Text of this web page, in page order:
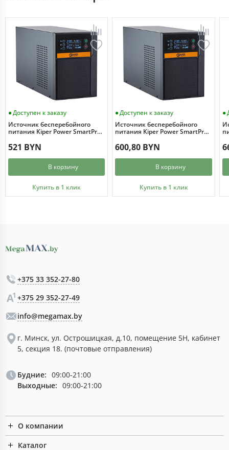
Доступен к заказу
Источник бесперебойного
питания Kiper Power SmartPro
521 BYN
В корзину
Купить в 1 клик
Доступен к заказу
Источник бесперебойного
питания Kiper Power SmartPro
600,80 BYN
В корзину
Купить в 1 клик
+375 33 352-27-80
+375 29 352-27-49
info@megamax.by
г. Минск, ул. Острошицкая, д.10, помещение 5Н, кабинет
5, секция 18. (почтовые отправления)
Будние: 09:00-21:00
Выходные: 09:00-21:00
О компании
Каталог